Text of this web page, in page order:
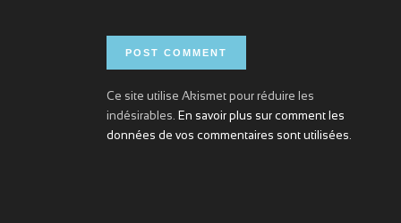
Ce site utilise Akismet pour réduire les
indésirables. En savoir plus sur comment les
données de vos commentaires sont utilisées.